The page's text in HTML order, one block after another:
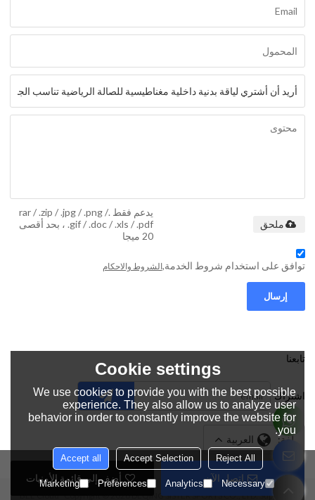
اتصل الآن أضف إلى قائمة الأمنيات
يدعم فقط .rar / .zip / .jpg / .png /
.gif / .doc / .xls / .pdf ، بحد أقصى
20 ميجا
ملحق
توافق على استخدام شروط الخدمة,الشروط والاحكام
إرسال
تابعنا
اشتراك
لغة: العربية
DEQING SISTER SPORTS CO., LTD.Support By
Cookie settings
We use cookies to provide you with the best possible
experience. They also allow us to analyze user
behavior in order to constantly improve the website for
you.
Reject All
Accept Selection
Accept all
Necessary
Analytics
Preferences
Marketing